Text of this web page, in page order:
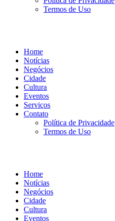
Termos de Uso
Home
Notícias
Negócios
Cidade
Cultura
Eventos
Serviços
Contato
Política de Privacidade
Termos de Uso
Home
Notícias
Negócios
Cidade
Cultura
Eventos